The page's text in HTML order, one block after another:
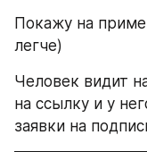
Покажу на
легче)
Человек видит
на ссылку и у
заявки на